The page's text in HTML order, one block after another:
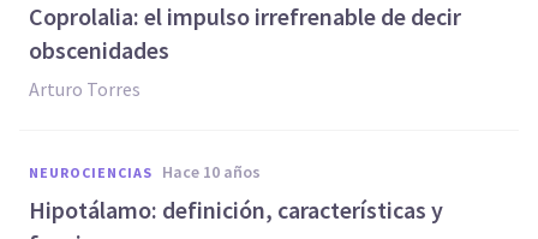
​Coprolalia: el impulso irrefrenable de decir
obscenidades
Arturo Torres
NEUROCIENCIAS hace 10 años
​Hipotálamo: definición, características y